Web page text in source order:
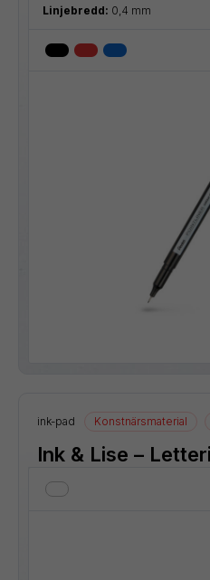
Linjebredd: 0,4 mm
ink-pad Konstnärsmaterial
Ink & Lise –